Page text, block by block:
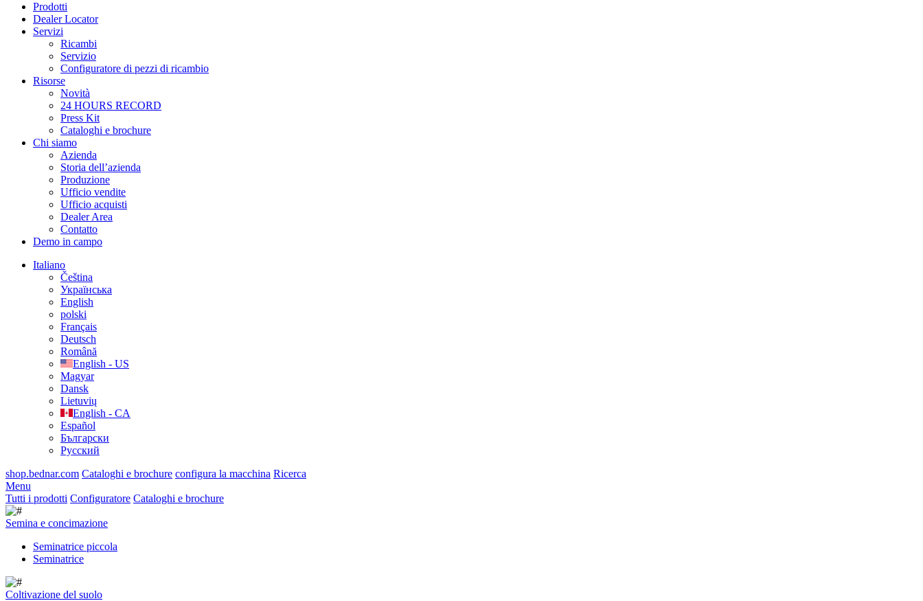
Prodotti
Dealer Locator
Servizi
Ricambi
Servizio
Configuratore di pezzi di ricambio
Risorse
Novità
24 HOURS RECORD
Press Kit
Cataloghi e brochure
Chi siamo
Azienda
Storia dell’azienda
Produzione
Ufficio vendite
Ufficio acquisti
Dealer Area
Contatto
Demo in campo
Italiano
Čeština
Українська
English
polski
Français
Deutsch
Română
English - US
Magyar
Dansk
Lietuvių
English - CA
Español
Български
Русский
shop.bednar.com Cataloghi e brochure configura la macchina Ricerca
Menu
Tutti i prodotti Configuratore Cataloghi e brochure
Semina e concimazione
Seminatrice piccola
Seminatrice
Coltivazione del suolo